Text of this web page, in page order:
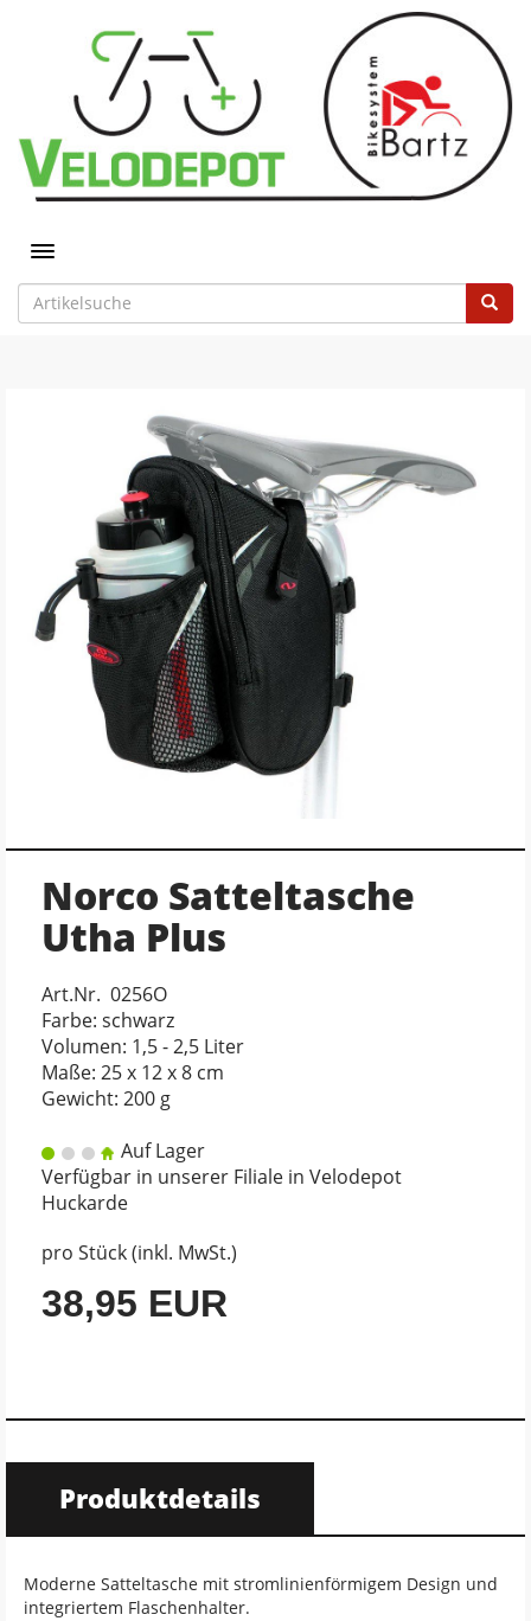
Toggle navigation
Norco Satteltasche
Utha Plus
Art.Nr. 0256O
Farbe: schwarz
Volumen: 1,5 - 2,5 Liter
Maße: 25 x 12 x 8 cm
Gewicht: 200 g
Auf Lager
Verfügbar in unserer Filiale in Velodepot
Huckarde
pro Stück (inkl. MwSt.)
38,95 EUR
Produktdetails
Moderne Satteltasche mit stromlinienförmigem Design und
integriertem Flaschenhalter.